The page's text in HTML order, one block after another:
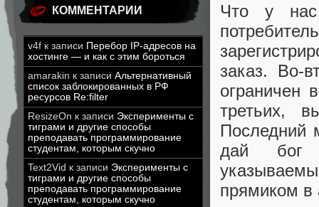
КОММЕНТАРИИ
v4f к записи Перебор IP-адресов на
хостинге — и как с этим бороться
amarakin к записи Альтернативный
список заблокированных в РФ
ресурсов Re:filter
ResizeOn к записи Эксперименты с
тиграми и другие способы
преподавать программирование
студентам, которым скучно
Text2Vid к записи Эксперименты с
тиграми и другие способы
преподавать программирование
студентам, которым скучно
Что у нас
заказ. Во-
ограничен
третьих,
Последний
дай бог
прямиком в